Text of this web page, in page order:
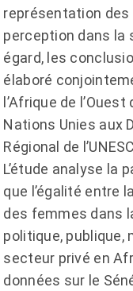
représentation
perception dans la
égard, les
élaboré
l’Afrique de
Nations Unies aux
Régional de
L’étude analyse la
que l’égalité entre
des femmes dans
politique, publique,
secteur privé en
données sur le